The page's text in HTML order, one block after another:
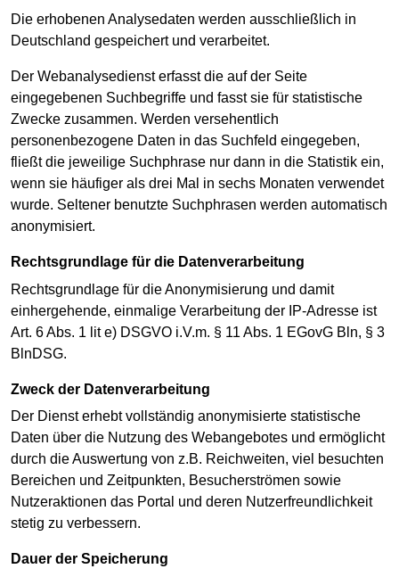
Die erhobenen Analysedaten werden ausschließlich in
Deutschland gespeichert und verarbeitet.
Der Webanalysedienst erfasst die auf der Seite
eingegebenen Suchbegriffe und fasst sie für statistische
Zwecke zusammen. Werden versehentlich
personenbezogene Daten in das Suchfeld eingegeben,
fließt die jeweilige Suchphrase nur dann in die Statistik ein,
wenn sie häufiger als drei Mal in sechs Monaten verwendet
wurde. Seltener benutzte Suchphrasen werden automatisch
anonymisiert.
Rechtsgrundlage für die Datenverarbeitung
Rechtsgrundlage für die Anonymisierung und damit
einhergehende, einmalige Verarbeitung der IP-Adresse ist
Art. 6 Abs. 1 lit e) DSGVO i.V.m. § 11 Abs. 1 EGovG Bln, § 3
BlnDSG.
Zweck der Datenverarbeitung
Der Dienst erhebt vollständig anonymisierte statistische
Daten über die Nutzung des Webangebotes und ermöglicht
durch die Auswertung von z.B. Reichweiten, viel besuchten
Bereichen und Zeitpunkten, Besucherströmen sowie
Nutzeraktionen das Portal und deren Nutzerfreundlichkeit
stetig zu verbessern.
Dauer der Speicherung